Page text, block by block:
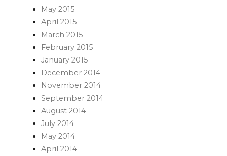
May 2015
April 2015
March 2015
February 2015
January 2015
December 2014
November 2014
September 2014
August 2014
July 2014
May 2014
April 2014